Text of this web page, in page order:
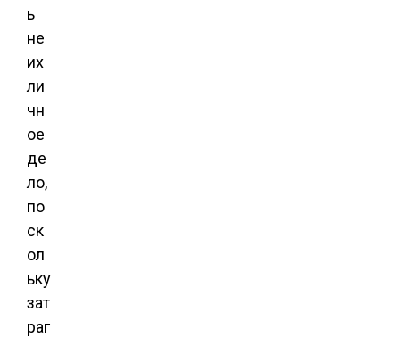
ь
не
их
ли
чн
ое
де
ло,
по
ск
ол
ьку
зат
раг